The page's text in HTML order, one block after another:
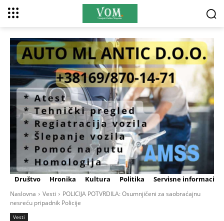
Društvo Hronika Kultura Politika Servisne informacije
Naslovna Vesti
POLICIJA POTVRDILA: Osumnjičeni za saobraćajnu
nesreću pripadnik Policije
Vesti